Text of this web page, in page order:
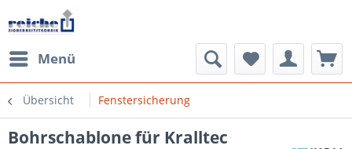
Menü
Übersicht Fenstersicherung
Bohrschablone für Kralltec